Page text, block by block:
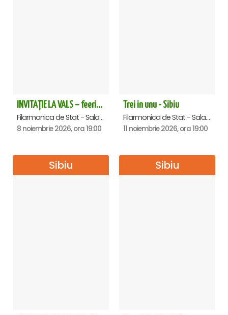
INVITAȚIE LA VALS – feerie de bal în paşi de dans - Sibiu
Filarmonica de Stat - Sala Thalia, Sibiu
8 noiembrie 2026, ora 19:00
Trei in unu - Sibiu
Filarmonica de Stat - Sala Thalia, Sibiu
11 noiembrie 2026, ora 19:00
Sibiu Sibiu